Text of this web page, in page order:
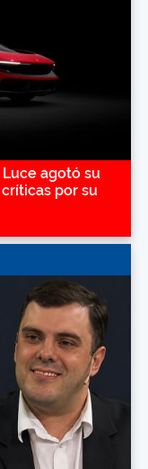
agotó su
por su